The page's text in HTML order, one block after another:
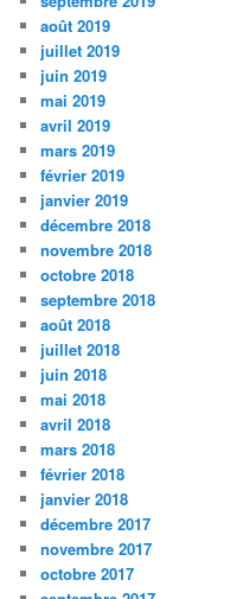
août 2019
juillet 2019
juin 2019
mai 2019
avril 2019
mars 2019
février 2019
janvier 2019
décembre 2018
novembre 2018
octobre 2018
septembre 2018
août 2018
juillet 2018
juin 2018
mai 2018
avril 2018
mars 2018
février 2018
janvier 2018
décembre 2017
novembre 2017
octobre 2017